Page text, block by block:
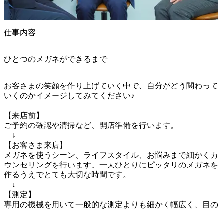
仕事内容
ひとつのメガネができるまで
お客さまの笑顔を作り上げていく中で、自分がどう関わって
いくのかイメージしてみてください♪
【来店前】
ご予約の確認や清掃など、開店準備を行います。
↓
【お客さま来店】
メガネを使うシーン、ライフスタイル、お悩みまで細かくカ
ウンセリングを行います。一人ひとりにピッタリのメガネを
作るうえでとても大切な時間です。
↓
【測定】
専用の機械を用いて一般的な測定よりも細かく幅広く、目の